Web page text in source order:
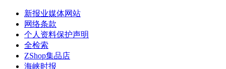
新报业媒体网站
网络条款
个人资料保护声明
全检索
ZShop集品店
海峡时报